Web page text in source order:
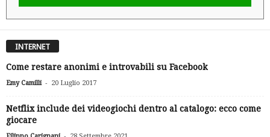
INTERNET
Come restare anonimi e introvabili su Facebook
Emy Camilli - 20 Luglio 2017
Netflix include dei videogiochi dentro al catalogo: ecco come
giocare